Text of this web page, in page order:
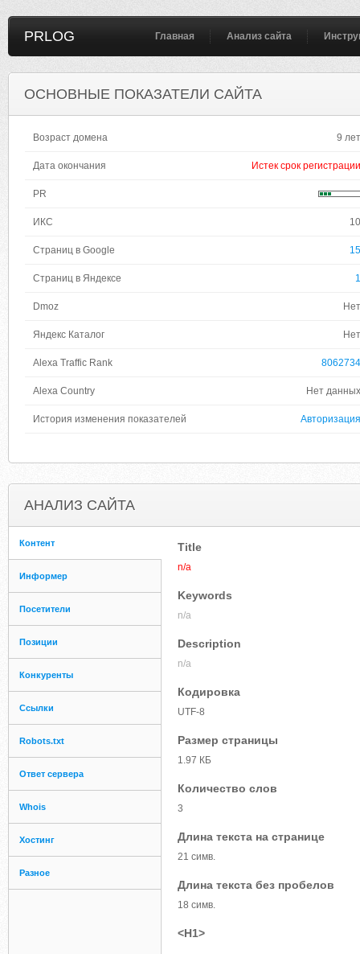
PRLOG Главная Анализ сайта
ОСНОВНЫЕ ПОКАЗАТЕЛИ САЙТА
Возраст домена 9 лет
Дата окончания Истек срок регистрации
PR
ИКС 10
Страниц в Google 15
Страниц в Яндексе 1
Dmoz Нет
Яндекс Каталог Нет
Alexa Traffic Rank 8062734
Alexa Country Нет данных
История изменения показателей Авторизация
АНАЛИЗ САЙТА
Контент
Информер
Посетители
Позиции
Конкуренты
Ссылки
Robots.txt
Ответ сервера
Whois
Хостинг
Разное
Title
n/a
Keywords
n/a
Description
n/a
Кодировка
UTF-8
Размер страницы
1.97 КБ
Количество слов
3
Длина текста на странице
21 симв.
Длина текста без пробелов
18 симв.
<H1>